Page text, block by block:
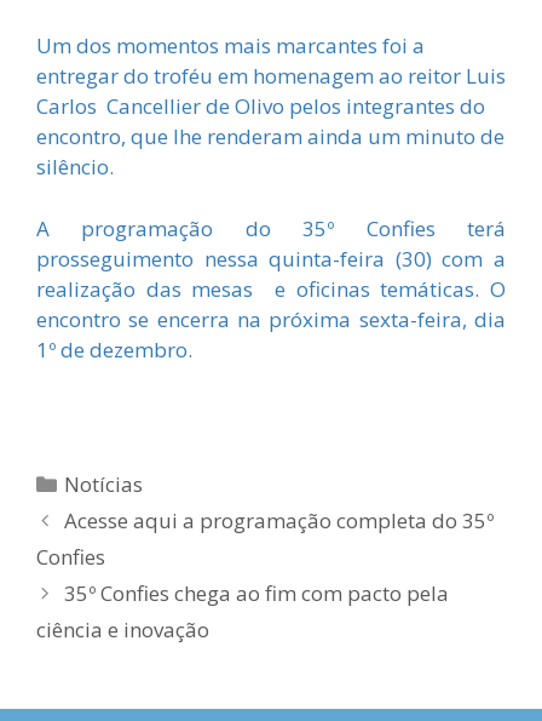
Um dos momentos mais marcantes foi a
entregar do troféu em homenagem ao reitor Luis
Carlos Cancellier de Olivo pelos integrantes do
encontro, que lhe renderam ainda um minuto de
silêncio.
A programação do 35º Confies terá
prosseguimento nessa quinta-feira (30) com a
realização das mesas e oficinas temáticas. O
encontro se encerra na próxima sexta-feira, dia
1º de dezembro.
Categorias
Notícias
Acesse aqui a programação completa do 35º
Confies
35º Confies chega ao fim com pacto pela
ciência e inovação